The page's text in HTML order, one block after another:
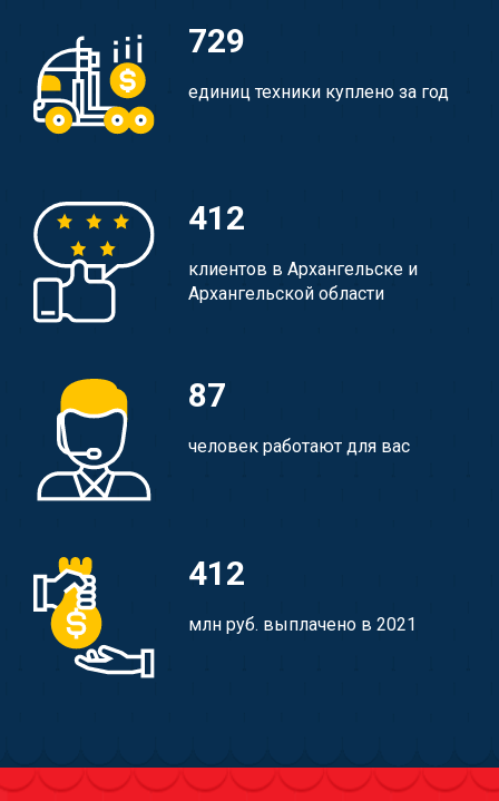
729
единиц техники куплено за год
412
клиентов в Архангельске и
Архангельской области
87
человек работают для вас
412
млн руб. выплачено в 2021